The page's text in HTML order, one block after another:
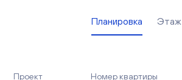
Планировка Этаж
Проект Номер квартиры